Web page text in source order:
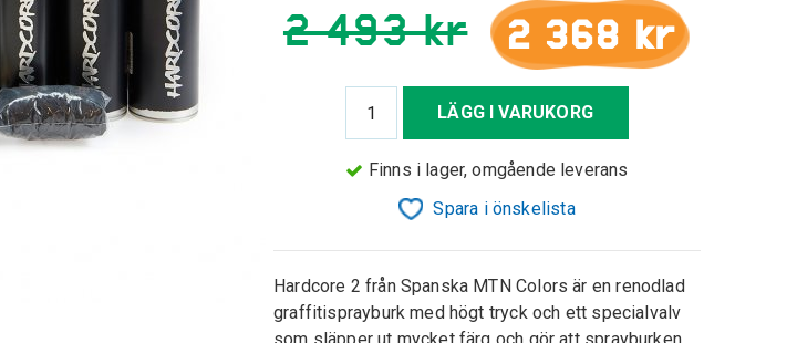
2 493 kr 2 368 kr
LÄGG I VARUKORG
Finns i lager, omgående leverans
Spara i önskelista
Hardcore 2 från Spanska MTN Colors är en renodlad
graffitisprayburk med högt tryck och ett specialvalv
som släpper ut mycket färg och gör att sprayburken